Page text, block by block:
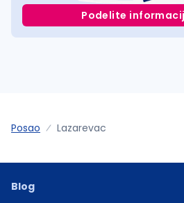
Podelite
Posao Lazarevac
Blog